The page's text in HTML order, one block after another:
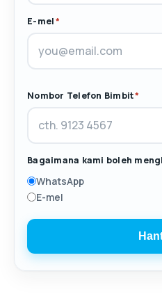
E-mel*
Nombor Telefon Bimbit*
Bagaimana kami boleh
WhatsApp
E-mel